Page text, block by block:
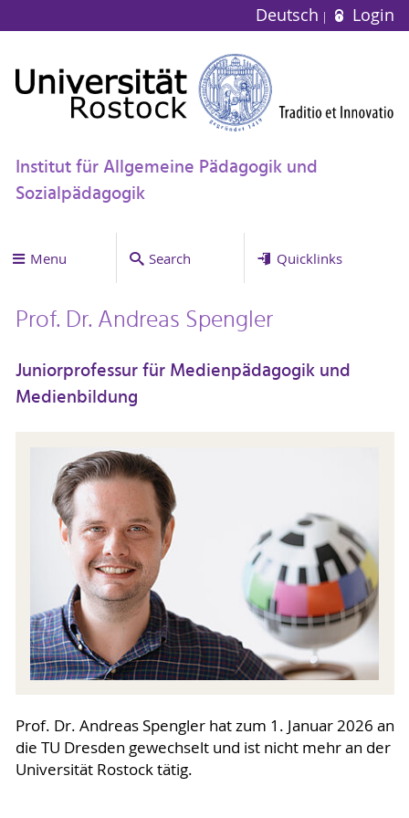
Deutsch Login
Institut für Allgemeine Pädagogik und
Sozialpädagogik
Menu Search Quicklinks
Prof. Dr. Andreas Spengler
Juniorprofessur für Medienpädagogik und
Medienbildung
Prof. Dr. Andreas Spengler hat zum 1. Januar 2026 an
die TU Dresden gewechselt und ist nicht mehr an der
Universität Rostock tätig.